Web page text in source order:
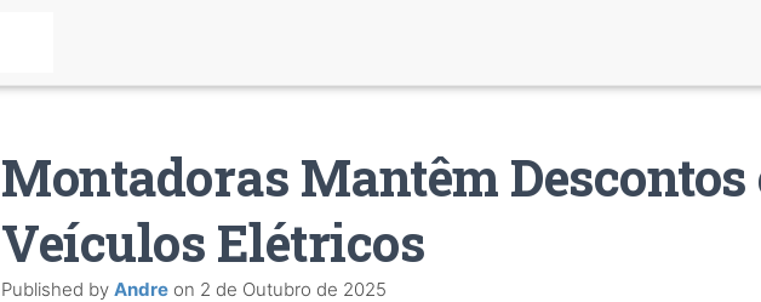
Montadoras Mantêm Descontos
Veículos Elétricos
Published by Andre on 2 de Outubro de 2025